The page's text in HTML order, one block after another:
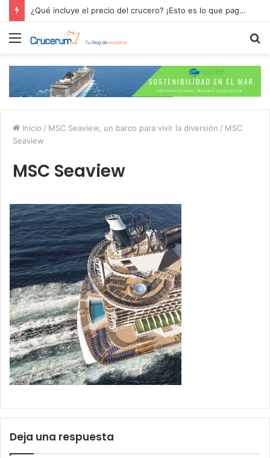
¿Qué incluye el precio del crucero? ¡Esto es lo que pagas por tu aventura en alta mar!
Menú
Inicio / MSC Seaview, un barco para vivir la diversión / MSC
Seaview
MSC Seaview
Deja una respuesta